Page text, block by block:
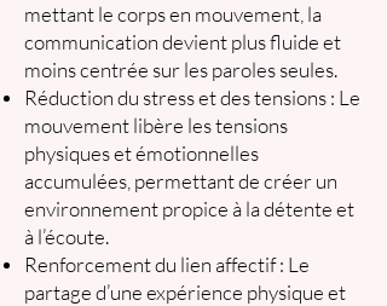
mettant le corps en mouvement, la
communication devient plus fluide et
moins centrée sur les paroles seules.
Réduction du stress et des tensions : Le
mouvement libère les tensions
physiques et émotionnelles
accumulées, permettant de créer un
environnement propice à la détente et
à l’écoute.
Renforcement du lien affectif : Le
partage d’une expérience physique et